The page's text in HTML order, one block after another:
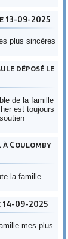
13-09-2025
plus sincères
déposé le
de la famille
est toujours
à Coulomby
la famille
14-09-2025
mes plus